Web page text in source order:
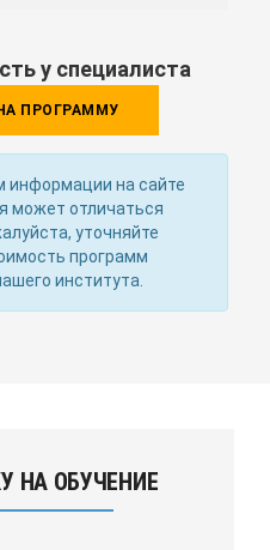
у специалиста
ПРОГРАММУ
информации на сайте
может отличаться
уточняйте
программ
института.
НА ОБУЧЕНИЕ